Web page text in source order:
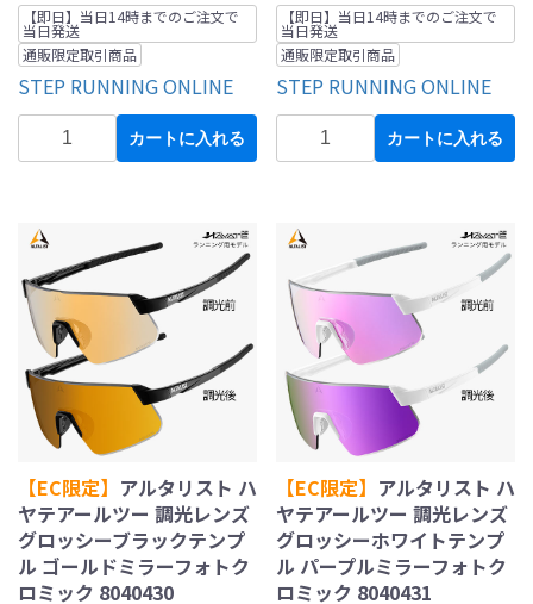
【即日】当日14時までのご注文で
当日発送
通販限定取引商品
STEP RUNNING ONLINE
カートに入れる
【即日】当日14時までのご注文で
当日発送
通販限定取引商品
STEP RUNNING ONLINE
カートに入れる
【EC限定】 アルタリスト ハ
ヤテアールツー 調光レンズ
グロッシーブラックテンプ
ル ゴールドミラーフォトク
ロミック 8040430
【EC限定】 アルタリスト ハ
ヤテアールツー 調光レンズ
グロッシーホワイトテンプ
ル パープルミラーフォトク
ロミック 8040431